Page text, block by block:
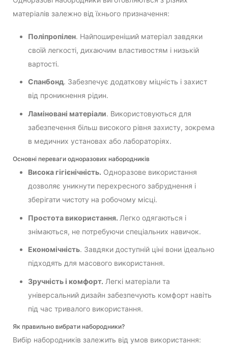
матеріалів залежно від їхнього призначення:
Поліпропілен. Найпоширеніший матеріал завдяки
своїй легкості, дихаючим властивостям і низькій
вартості.
Спанбонд. Забезпечує додаткову міцність і захист
від проникнення рідин.
Ламіновані матеріали. Використовуються для
забезпечення більш високого рівня захисту, зокрема
в медичних установах або лабораторіях.
Основні переваги одноразових набородників
Висока гігієнічність. Одноразове використання
дозволяє уникнути перехресного забруднення і
зберігати чистоту на робочому місці.
Простота використання. Легко одягаються і
знімаються, не потребуючи спеціальних навичок.
Економічність. Завдяки доступній ціні вони ідеально
підходять для масового використання.
Зручність і комфорт. Легкі матеріали та
універсальний дизайн забезпечують комфорт навіть
під час тривалого використання.
Як правильно вибрати набородники?
Вибір набородників залежить від умов використання: